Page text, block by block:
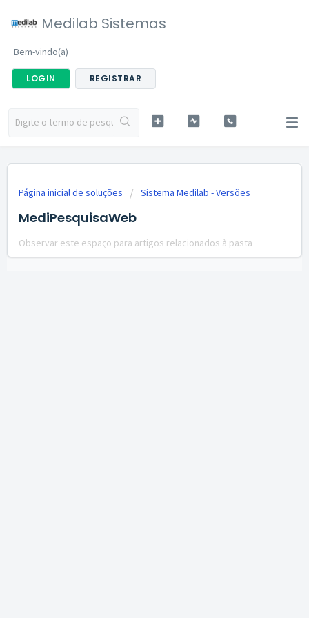
Medilab Sistemas
Bem-vindo(a)
LOGIN REGISTRAR
Página inicial de soluções Sistema Medilab - Versões
MediPesquisaWeb
Observar este espaço para artigos relacionados à pasta